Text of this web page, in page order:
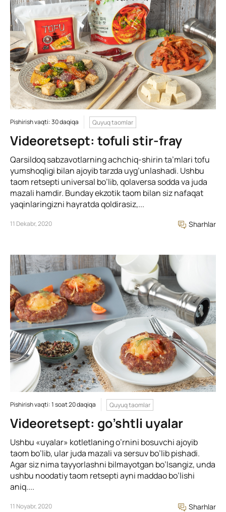
Pishirish vaqti: 30 daqiqa Quyuq taomlar
Videoretsept: tofuli stir-fray
Qarsildoq sabzavotlarning achchiq-shirin ta’mlari tofu
yumshoqligi bilan ajoyib tarzda uyg’unlashadi. Ushbu
taom retsepti universal bo’lib, qolaversa sodda va juda
mazali hamdir. Bunday ekzotik taom bilan siz nafaqat
yaqinlaringizni hayratda qoldirasiz,...
11 Dekabr, 2020 Sharhlar
Pishirish vaqti: 1 soat 20 daqiqa Quyuq taomlar
Videoretsept: go’shtli uyalar
Ushbu «uyalar» kotletlaning o’rnini bosuvchi ajoyib
taom bo’lib, ular juda mazali va sersuv bo’lib pishadi.
Agar siz nima tayyorlashni bilmayotgan bo’lsangiz, unda
ushbu noodatiy taom retsepti ayni maddao bo’lishi
aniq....
11 Noyabr, 2020 Sharhlar